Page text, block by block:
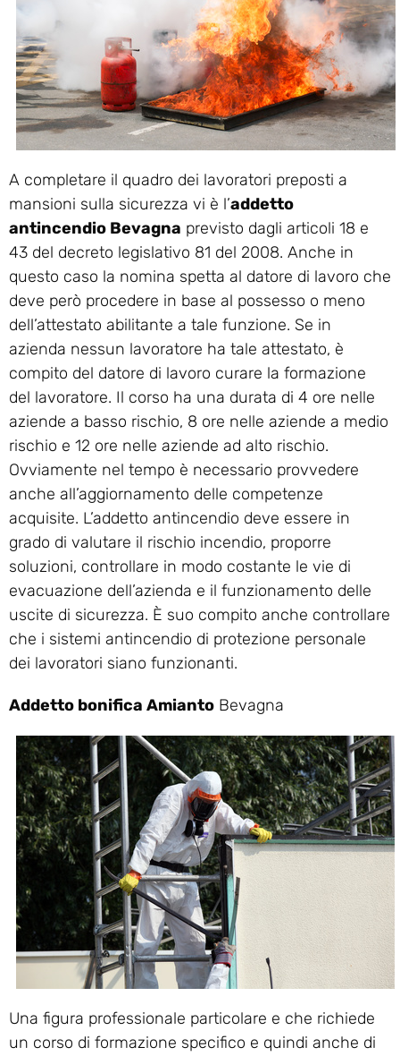
A completare il quadro dei lavoratori preposti a
mansioni sulla sicurezza vi è l’addetto
antincendio Bevagna previsto dagli articoli 18 e
43 del decreto legislativo 81 del 2008. Anche in
questo caso la nomina spetta al datore di lavoro che
deve però procedere in base al possesso o meno
dell’attestato abilitante a tale funzione. Se in
azienda nessun lavoratore ha tale attestato, è
compito del datore di lavoro curare la formazione
del lavoratore. Il corso ha una durata di 4 ore nelle
aziende a basso rischio, 8 ore nelle aziende a medio
rischio e 12 ore nelle aziende ad alto rischio.
Ovviamente nel tempo è necessario provvedere
anche all’aggiornamento delle competenze
acquisite. L’addetto antincendio deve essere in
grado di valutare il rischio incendio, proporre
soluzioni, controllare in modo costante le vie di
evacuazione dell’azienda e il funzionamento delle
uscite di sicurezza. È suo compito anche controllare
che i sistemi antincendio di protezione personale
dei lavoratori siano funzionanti.
Addetto bonifica Amianto Bevagna
Una figura professionale particolare e che richiede
un corso di formazione specifico e quindi anche di